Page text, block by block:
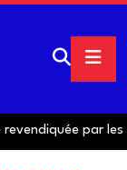
par les